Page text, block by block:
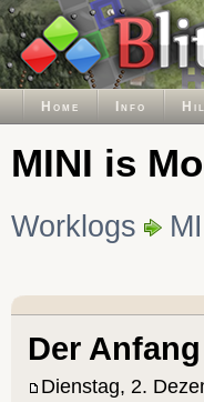
Home Info
MINI is
Worklogs
Der Anfang
Dienstag, 2.